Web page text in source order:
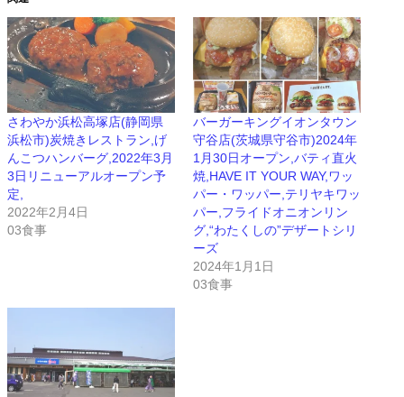
さわやか浜松高塚店(静岡県
浜松市)炭焼きレストラン,げ
んこつハンバーグ,2022年3月
3日リニューアルオープン予
定,
2022年2月4日
03食事
バーガーキングイオンタウン
守谷店(茨城県守谷市)2024年
1月30日オープン,バティ直火
焼,HAVE IT YOUR WAY,ワッ
パー・ワッパー,テリヤキワッ
パー,フライドオニオンリン
グ,“わたくしの”デザートシリ
ーズ
2024年1月1日
03食事